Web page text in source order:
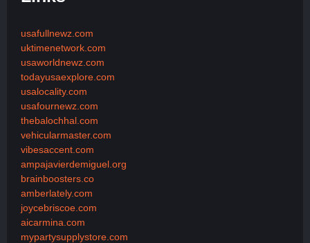
usafullnewz.com
uktimenetwork.com
usaworldnewz.com
todayusaexplore.com
usalocality.com
usafournewz.com
thebalochhal.com
vehicularmaster.com
vibesaccent.com
ampajavierdemiguel.org
brainboosters.co
amberlately.com
joycebriscoe.com
aicarmina.com
mypartysupplystore.com